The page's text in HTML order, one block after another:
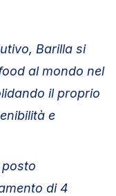
Barilla si
al mondo nel
il proprio
e
posto
di 4